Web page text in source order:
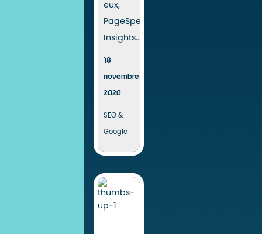
eux,
PageSpeed
Insights....
18
novembre
2020
SEO &
Google